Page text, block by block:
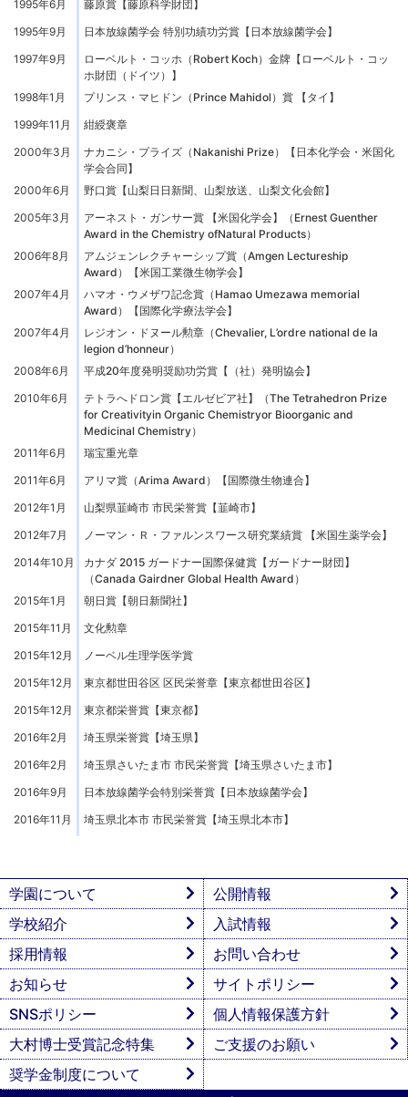
1995年6月
藤原賞【藤原科学財団】
1995年9月
日本放線菌学会 特別功績功労賞【日本放線菌学会】
1997年9月
ローベルト・コッホ（Robert Koch）金牌【ローベルト・コッ
ホ財団（ドイツ）】
1998年1月
プリンス・マヒドン（Prince Mahidol）賞 【タイ】
1999年11月
紺綬褒章
2000年3月
ナカニシ・プライズ（Nakanishi Prize）【日本化学会・米国化
学会合同】
2000年6月
野口賞【山梨日日新聞、山梨放送、山梨文化会館】
2005年3月
アーネスト・ガンサー賞 【米国化学会】（Ernest Guenther
Award in the Chemistry ofNatural Products）
2006年8月
アムジェンレクチャーシップ賞（Amgen Lectureship
Award）【米国工業微生物学会】
2007年4月
ハマオ・ウメザワ記念賞（Hamao Umezawa memorial
Award）【国際化学療法学会】
2007年4月
レジオン・ドヌール勲章（Chevalier, L’ordre national de la
legion d’honneur）
2008年6月
平成20年度発明奨励功労賞【（社）発明協会】
2010年6月
テトラへドロン賞【エルゼビア社】（The Tetrahedron Prize
for Creativityin Organic Chemistryor Bioorganic and
Medicinal Chemistry）
2011年6月
瑞宝重光章
2011年6月
アリマ賞（Arima Award）【国際微生物連合】
2012年1月
山梨県韮崎市 市民栄誉賞【韮崎市】
2012年7月
ノーマン・Ｒ・ファルンスワース研究業績賞 【米国生薬学会】
2014年10月
カナダ 2015 ガードナー国際保健賞【ガードナー財団】
（Canada Gairdner Global Health Award）
2015年1月
朝日賞【朝日新聞社】
2015年11月
文化勲章
2015年12月
ノーベル生理学医学賞
2015年12月
東京都世田谷区 区民栄誉章【東京都世田谷区】
2015年12月
東京都栄誉賞【東京都】
2016年2月
埼玉県栄誉賞【埼玉県】
2016年2月
埼玉県さいたま市 市民栄誉賞【埼玉県さいたま市】
2016年9月
日本放線菌学会特別栄誉賞【日本放線菌学会】
2016年11月
埼玉県北本市 市民栄誉賞【埼玉県北本市】
学園について
公開情報
学校紹介
入試情報
採用情報
お問い合わせ
お知らせ
サイトポリシー
SNSポリシー
個人情報保護方針
大村博士受賞記念特集
ご支援のお願い
奨学金制度について